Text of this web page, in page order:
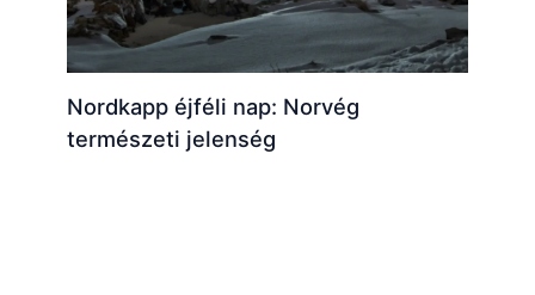
Nordkapp éjféli nap: Norvég
természeti jelenség